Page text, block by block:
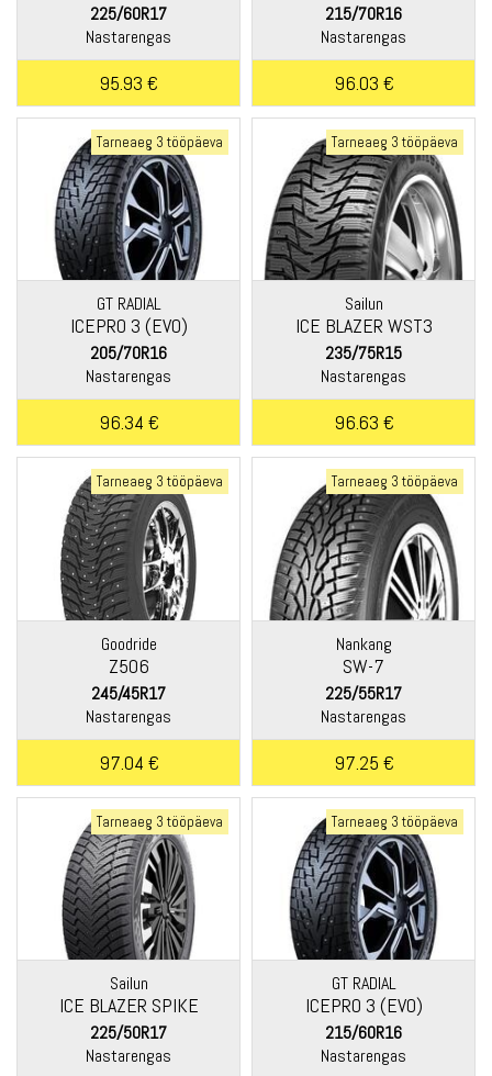
225/60R17
Nastarengas
95.93 €
215/70R16
Nastarengas
96.03 €
Tarneaeg 3 tööpäeva
GT RADIAL
ICEPRO 3 (EVO)
205/70R16
Nastarengas
96.34 €
Tarneaeg 3 tööpäeva
Sailun
ICE BLAZER WST3
235/75R15
Nastarengas
96.63 €
Tarneaeg 3 tööpäeva
Goodride
Z506
245/45R17
Nastarengas
97.04 €
Tarneaeg 3 tööpäeva
Nankang
SW-7
225/55R17
Nastarengas
97.25 €
Tarneaeg 3 tööpäeva
Sailun
ICE BLAZER SPIKE
225/50R17
Nastarengas
Tarneaeg 3 tööpäeva
GT RADIAL
ICEPRO 3 (EVO)
215/60R16
Nastarengas